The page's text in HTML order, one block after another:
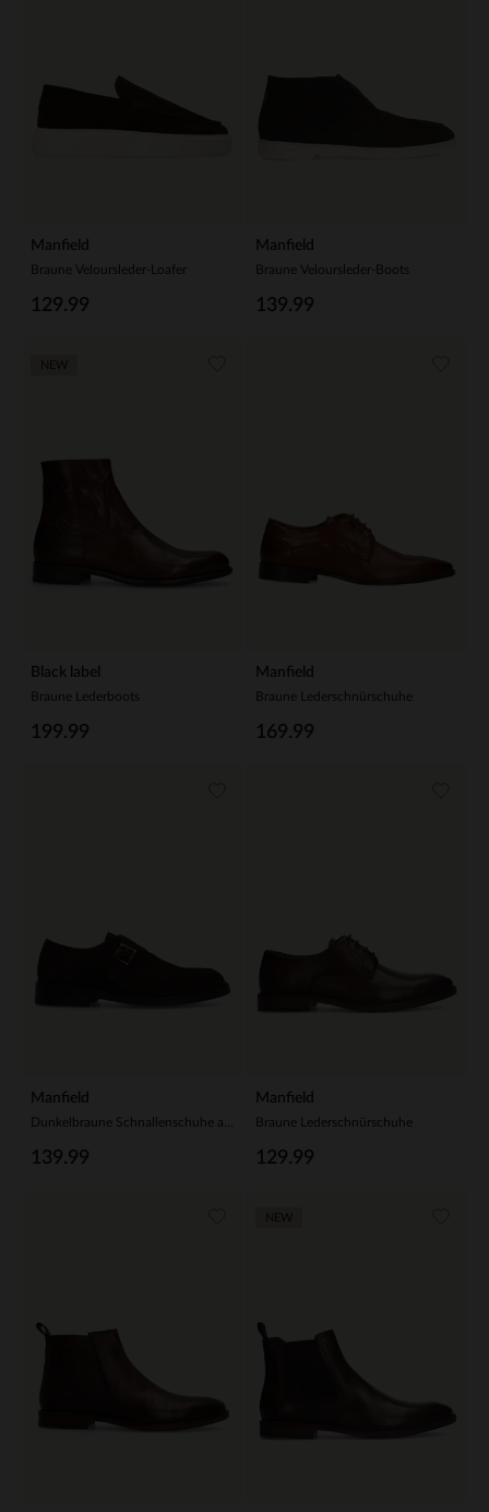
Manfield
Braune Veloursleder-Loafer
129.99
Manfield
Braune Veloursleder-Boots
139.99
Black label
Braune Lederboots
199.99
Manfield
Braune Lederschnürschuhe
169.99
Manfield
139.99
Manfield
Braune Lederschnürschuhe
129.99